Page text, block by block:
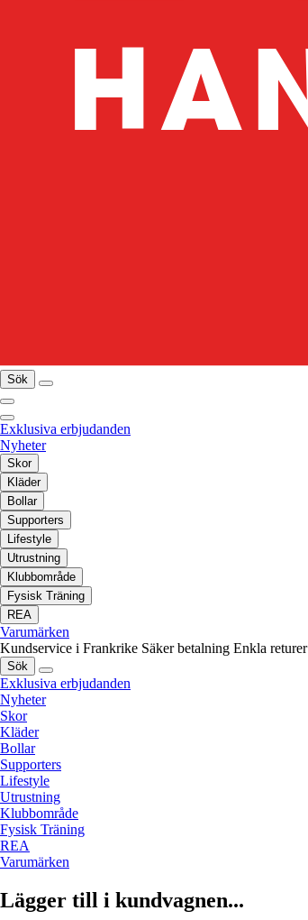
Sök
Exklusiva erbjudanden
Nyheter
Skor
Kläder
Bollar
Supporters
Lifestyle
Utrustning
Klubbområde
Fysisk Träning
REA
Varumärken
Kundservice i Frankrike Säker betalning Enkla returer
Sök
Exklusiva erbjudanden
Nyheter
Skor
Kläder
Bollar
Supporters
Lifestyle
Utrustning
Klubbområde
Fysisk Träning
REA
Varumärken
Lägger till i kundvagnen...